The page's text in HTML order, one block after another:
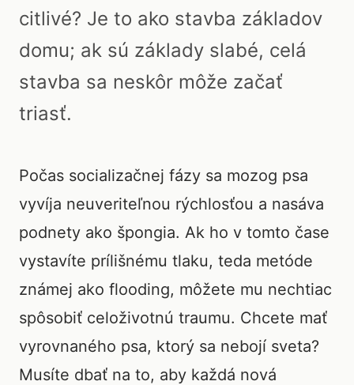
citlivé? Je to ako stavba základov
domu; ak sú základy slabé, celá
stavba sa neskôr môže začať
triasť.
Počas socializačnej fázy sa mozog psa
vyvíja neuveriteľnou rýchlosťou a nasáva
podnety ako špongia. Ak ho v tomto čase
vystavíte prílišnému tlaku, teda metóde
známej ako flooding, môžete mu nechtiac
spôsobiť celoživotnú traumu. Chcete mať
vyrovnaného psa, ktorý sa nebojí sveta?
Musíte dbať na to, aby každá nová